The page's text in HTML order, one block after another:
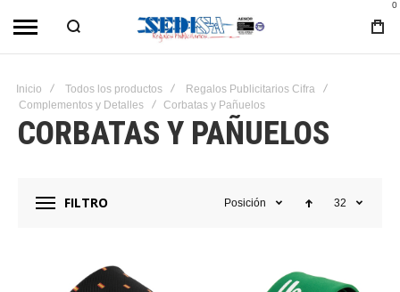
0
Inicio Todos los productos
Regalos Publicitarios Cifra
Complementos y Detalles
Corbatas y Pañuelos
CORBATAS Y PAÑUELOS
FILTRO Posición 32